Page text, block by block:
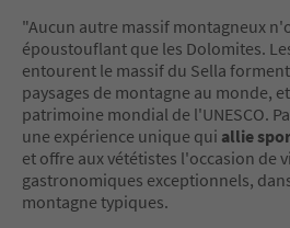
"Aucun autre massif montagneux
époustouflant que les Dolomites.
entourent le massif du Sella
paysages de montagne au monde,
patrimoine mondial de l'UNESCO.
une expérience unique qui allie
et offre aux vététistes l'occasion de
gastronomiques exceptionnels,
montagne typiques.